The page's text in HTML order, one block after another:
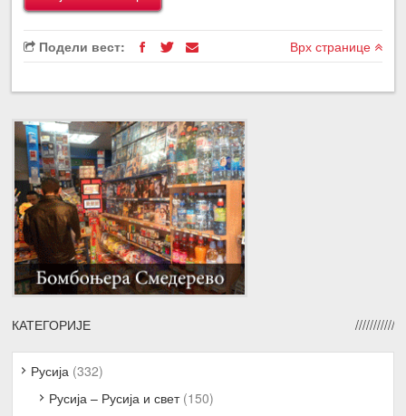
Подели вест: Врх странице
КАТЕГОРИЈЕ
Русија (332)
Русија – Русија и свет(150)